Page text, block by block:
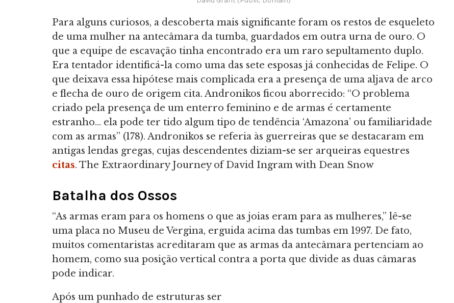
Para alguns curiosos, a descoberta mais significante foram os restos de esqueleto
de uma mulher na antecâmara da tumba, guardados em outra urna de ouro. O
que a equipe de escavação tinha encontrado era um raro sepultamento duplo.
Era tentador identificá-la como uma das sete esposas já conhecidas de Felipe. O
que deixava essa hipótese mais complicada era a presença de uma aljava de arco
e flecha de ouro de origem cita. Andronikos ficou aborrecido: “O problema
criado pela presença de um enterro feminino e de armas é certamente
estranho… ela pode ter tido algum tipo de tendência ‘Amazona’ ou familiaridade
com as armas” (178). Andronikos se referia às guerreiras que se destacaram em
antigas lendas gregas, cujas descendentes diziam-se ser arqueiras equestres
citas. The Extraordinary Journey of David Ingram with Dean Snow
Batalha dos Ossos
“As armas eram para os homens o que as joias eram para as mulheres,” lê-se
uma placa no Museu de Vergina, erguida acima das tumbas em 1997. De fato,
muitos comentaristas acreditaram que as armas da antecâmara pertenciam ao
homem, como sua posição vertical contra a porta que divide as duas câmaras
pode indicar.
Após um punhado de estruturas ser